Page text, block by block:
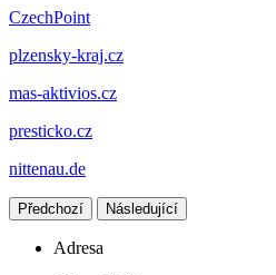
CzechPoint
plzensky-kraj.cz
mas-aktivios.cz
presticko.cz
nittenau.de
Předchozí Následující
Adresa